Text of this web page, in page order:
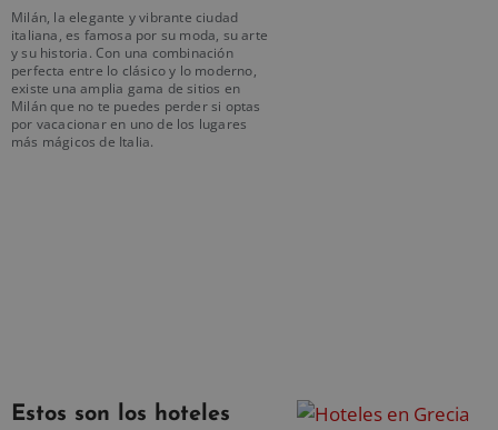
Milán, la elegante y vibrante ciudad
italiana, es famosa por su moda, su arte
y su historia. Con una combinación
perfecta entre lo clásico y lo moderno,
existe una amplia gama de sitios en
Milán que no te puedes perder si optas
por vacacionar en uno de los lugares
más mágicos de Italia.
Estos son los hoteles